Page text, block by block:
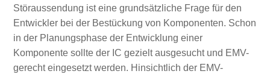
Störaussendung ist eine grundsätzliche Frage für den
Entwickler bei der Bestückung von Komponenten. Schon
in der Planungsphase der Entwicklung einer
Komponente sollte der IC gezielt ausgesucht und EMV-
gerecht eingesetzt werden. Hinsichtlich der EMV-